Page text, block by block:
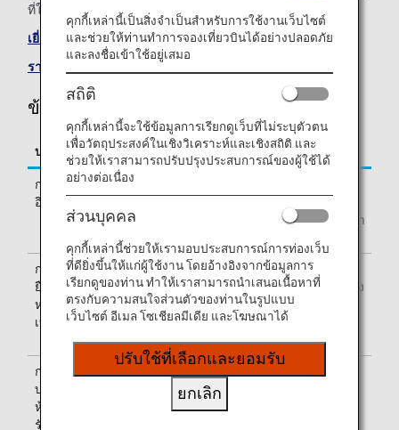
ที่ให้บริการที่เกี่ยวข้องโดยตรง
เยี่ยมชมเว็บไซต์ของสายการบิน Juneyao Airlines
รายการเที่ยวบินร่วม
ข้อมูลเที่ยวบินของ Juneyao Airlines (HO)
บริการ คำอธิบาย
การเช็ค
อิน
เช็คอินที่เคาน์เตอร์เช็คอินของ Juneyao Airlines
ประเทศญี่ปุ่น) โปรดตรวจสอบอาคารผู้โดยสารขา
ออกซึ่งระบุเอาไว้บน e-Ticket ของท่าน
การ
ยืนยัน
หมายเลข
เที่ยวบิน
หมายเลขเที่ยวบินของ Juneyao Airlines (HO) จะ
พิมพ์ไว้บนบัตรผ่านขึ้นเครื่อง ข้อมูลบนบอร์ดแสดง
สถานะเที่ยวบินจะแสดงไว้สำหรับทั้งหมายเลข
เที่ยวบินของ HO และ NH หรือเฉพาะหมายเลข
เที่ยวบินของ HO เท่านั้น
การให้
บริการ
ห้อง
รับรอง
คุกกี้เหล่านี้เป็นสิ่งจำเป็นสำหรับการใช้งานเว็บไซต์
และช่วยให้ท่านทำการจองเที่ยวบินได้อย่างปลอดภัย
และลงชื่อเข้าใช้อยู่เสมอ
สถิติ
คุกกี้เหล่านี้จะใช้ข้อมูลการเรียกดูเว็บที่ไม่ระบุตัวตน
เพื่อวัตถุประสงค์ในเชิงวิเคราะห์และเชิงสถิติ และ
ช่วยให้เราสามารถปรับปรุงประสบการณ์ของผู้ใช้ได้
อย่างต่อเนื่อง
ส่วนบุคคล
คุกกี้เหล่านี้ช่วยให้เรามอบประสบการณ์การท่องเว็บ
ที่ดียิ่งขึ้นให้แก่ผู้ใช้งาน โดยอ้างอิงจากข้อมูลการ
เรียกดูของท่าน ทำให้เราสามารถนำเสนอเนื้อหาที่
ตรงกับความสนใจส่วนตัวของท่านในรูปแบบ
เว็บไซต์ อีเมล โซเชียลมีเดีย และโฆษณาได้
ปรับใช้ที่เลือกและยอมรับ
ยกเลิก